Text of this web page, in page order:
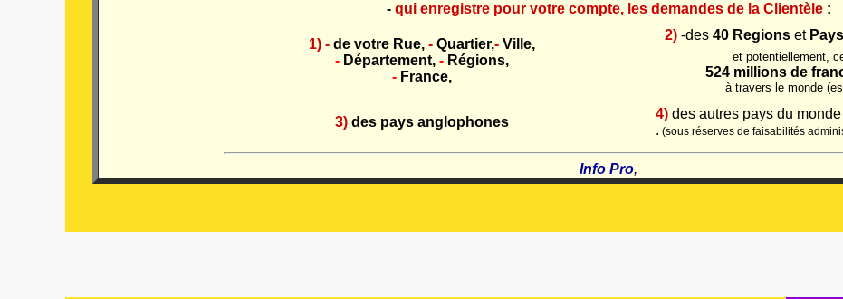
- qui enregistre pour votre compte, les demandes de la Clientèle:
1) -de votre Rue, -Quartier,-Ville,
-Département, -Régions,
- France,
2) -des 40 Regions et
et potentiellement,
524 millions de
à travers le monde
3) des pays anglophones
4) des autres pays du monde
. (sous réserves de faisabilités
Info Pro,